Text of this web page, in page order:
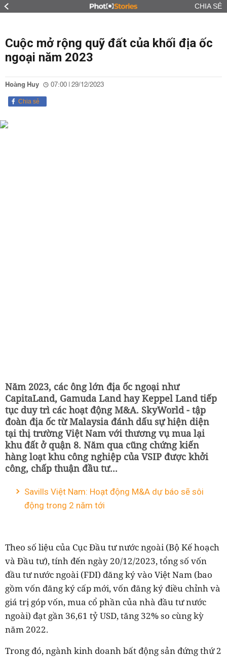
CHIA SẺ
Cuộc mở rộng quỹ đất của khối địa ốc
ngoại năm 2023
Hoàng Huy 07:00 | 29/12/2023
Chia sẻ
Năm 2023, các ông lớn địa ốc ngoại như
CapitaLand, Gamuda Land hay Keppel Land tiếp
tục duy trì các hoạt động M&A. SkyWorld - tập
đoàn địa ốc từ Malaysia đánh dấu sự hiện diện
tại thị trường Việt Nam với thương vụ mua lại
khu đất ở quận 8. Năm qua cũng chứng kiến
hàng loạt khu công nghiệp của VSIP được khởi
công, chấp thuận đầu tư...
Savills Việt Nam: Hoạt động M&A dự báo sẽ sôi
động trong 2 năm tới
Theo số liệu của Cục Đầu tư nước ngoài (Bộ Kế hoạch
và Đầu tư), tính đến ngày 20/12/2023, tổng số vốn
đầu tư nước ngoài (FDI) đăng ký vào Việt Nam (bao
gồm vốn đăng ký cấp mới, vốn đăng ký điều chỉnh và
giá trị góp vốn, mua cổ phần của nhà đầu tư nước
ngoài) đạt gần 36,61 tỷ USD, tăng 32% so cùng kỳ
năm 2022.
Trong đó, ngành kinh doanh bất động sản đứng thứ 2